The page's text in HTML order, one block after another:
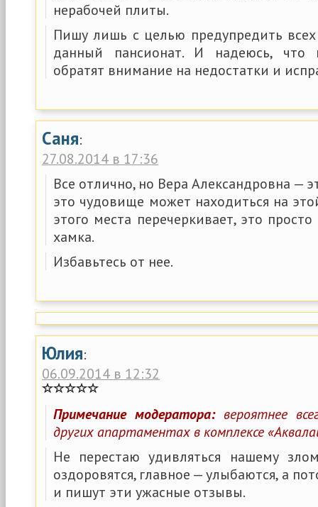
нерабочей плиты.
Пишу лишь с целью предупредить
данный пансионат. И надеюсь, что
обратят внимание на недостатки и
Саня:
27.08.2014 в 17:36
Все отлично, но Вера Александровна —
это чудовище может находиться на
этого места перечеркивает, это
хамка.
Избавьтесь от нее.
Юлия:
06.09.2014 в 12:32
Примечание модератора:вероятнее
других апартаментах в комплексе
Не перестаю удивляться нашему
оздоровятся, главное — улыбаются, а
и пишут эти ужасные отзывы.